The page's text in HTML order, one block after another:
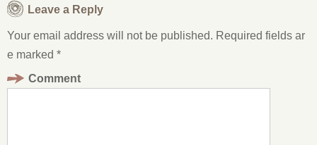
Leave a Reply
Your email address will not be published. Required fields ar
e marked *
Comment